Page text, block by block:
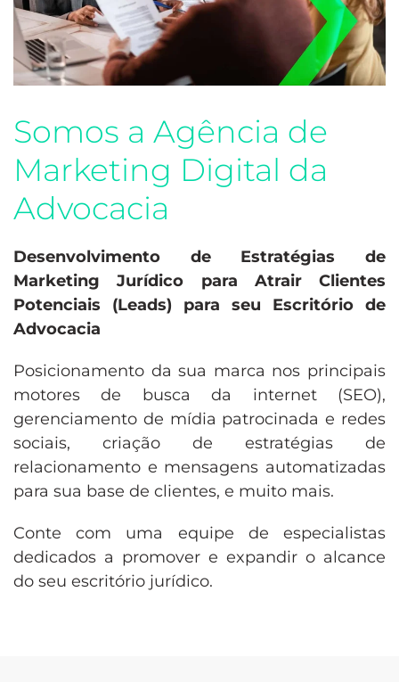
Somos a Agência de
Marketing Digital da
Advocacia
Desenvolvimento de Estratégias de
Marketing Jurídico para Atrair Clientes
Potenciais (Leads) para seu Escritório de
Advocacia
Posicionamento da sua marca nos principais
motores de busca da internet (SEO),
gerenciamento de mídia patrocinada e redes
sociais, criação de estratégias de
relacionamento e mensagens automatizadas
para sua base de clientes, e muito mais.
Conte com uma equipe de especialistas
dedicados a promover e expandir o alcance
do seu escritório jurídico.